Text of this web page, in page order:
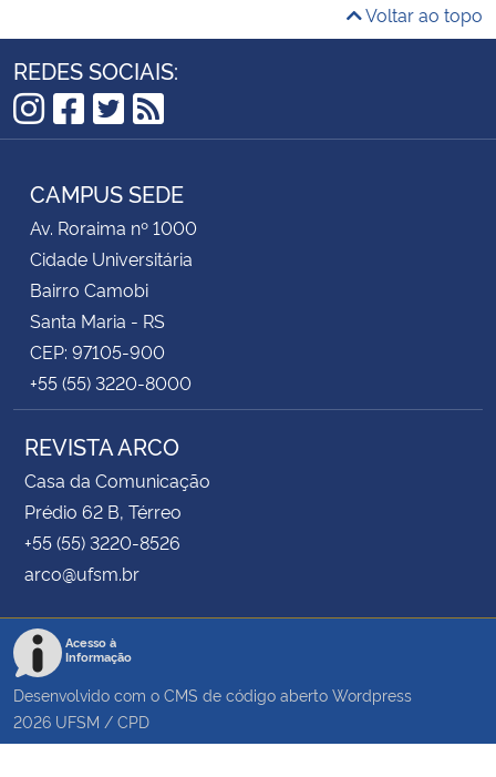
Voltar ao topo
REDES SOCIAIS:
Instagram
Facebook
Twitter
RSS
CAMPUS SEDE
Av. Roraima nº 1000
Cidade Universitária
Bairro Camobi
Santa Maria - RS
CEP: 97105-900
+55 (55) 3220-8000
REVISTA ARCO
Casa da Comunicação
Prédio 62 B, Térreo
+55 (55) 3220-8526
arco@ufsm.br
Acesso à
Informação
Desenvolvido com o CMS de código aberto Wordpress
2026 UFSM / CPD